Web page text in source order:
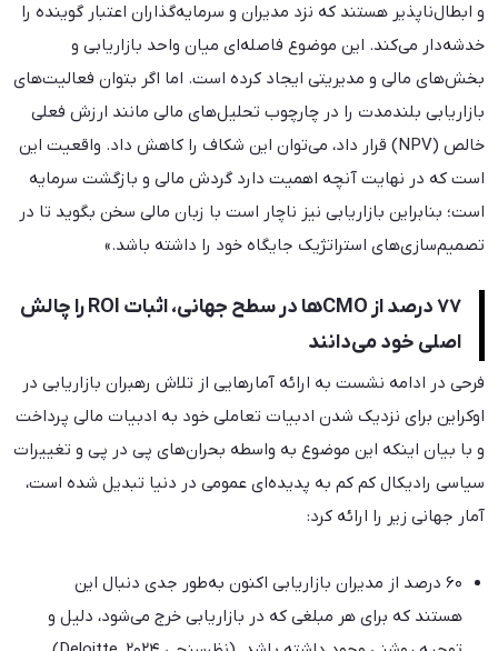
و ابطال‌ناپذیر هستند که نزد مدیران و سرمایه‌گذاران اعتبار گوینده را
خدشه‌دار می‌کند. این موضوع فاصله‌ای میان واحد بازاریابی و
بخش‌های مالی و مدیریتی ایجاد کرده است. اما اگر بتوان فعالیت‌های
بازاریابی بلندمدت را در چارچوب تحلیل‌های مالی مانند ارزش فعلی
خالص (NPV) قرار داد، می‌توان این شکاف را کاهش داد. واقعیت این
است که در نهایت آنچه اهمیت دارد گردش مالی و بازگشت سرمایه
است؛ بنابراین بازاریابی نیز ناچار است با زبان مالی سخن بگوید تا در
تصمیم‌سازی‌های استراتژیک جایگاه خود را داشته باشد.»
۷۷ درصد از CMOها در سطح جهانی، اثبات ROI را چالش
اصلی خود می‌دانند
فرحی در ادامه نشست به ارائه آمارهایی از تلاش رهبران بازاریابی در
اوکراین برای نزدیک شدن ادبیات تعاملی خود به ادبیات مالی پرداخت
و با بیان اینکه این موضوع به واسطه بحران‌های پی در پی و تغییرات
سیاسی رادیکال کم کم به پدیده‌ای عمومی در دنیا تبدیل شده است،
آمار جهانی زیر را ارائه کرد:
۶۰ درصد از مدیران بازاریابی اکنون به‌طور جدی دنبال این
هستند که برای هر مبلغی که در بازاریابی خرج می‌شود، دلیل و